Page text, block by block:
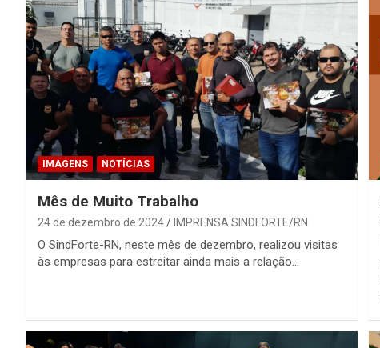
IMAGENS NOTÍCIAS
Mês de Muito Trabalho
24 de dezembro de 2024 IMPRENSA SINDFORTE/RN
O SindForte-RN, neste mês de dezembro, realizou visitas
às empresas para estreitar ainda mais a relação…